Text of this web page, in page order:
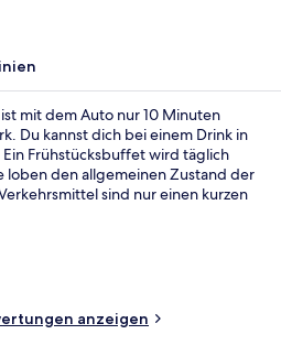
mit dem Auto nur 10 Minuten
Du kannst dich bei einem Drink in
Frühstücksbuffet wird täglich
loben den allgemeinen Zustand der
sind nur einen kurzen
Haltestelle Westentor 6
anzeigen